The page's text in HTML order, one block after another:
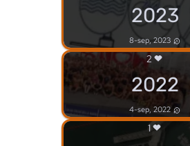
2023
8-sep, 2023
2
2022
4-sep, 2022
1